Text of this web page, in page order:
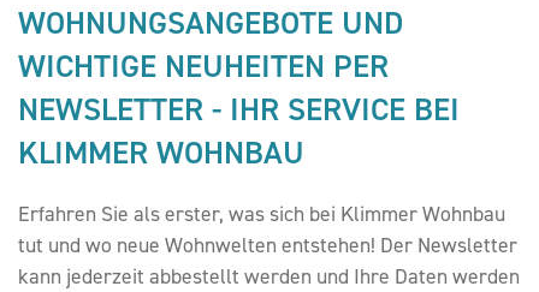
WOHNUNGSANGEBOTE UND
WICHTIGE NEUHEITEN PER
NEWSLETTER - IHR SERVICE BEI
KLIMMER WOHNBAU
Erfahren Sie als erster, was sich bei Klimmer Wohnbau
tut und wo neue Wohnwelten entstehen! Der Newsletter
kann jederzeit abbestellt werden und Ihre Daten werden